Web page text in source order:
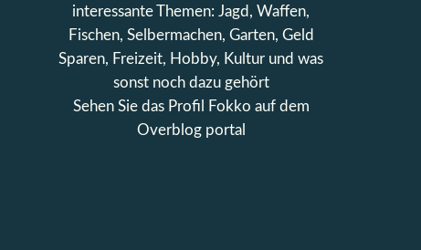
interessante Themen: Jagd, Waffen,
Fischen, Selbermachen, Garten, Geld
Sparen, Freizeit, Hobby, Kultur und was
sonst noch dazu gehört
Sehen Sie das Profil
Fokko auf dem
Overblog portal